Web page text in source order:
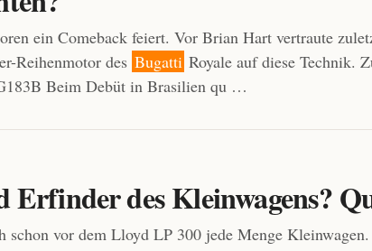
ein Comeback feiert. Vor Brian Hart vertraute
Reihenmotor des Bugatti Royale auf diese Technik.
Beim Debüt in Brasilien qu …
Erfinder des Kleinwagens?
schon vor dem Lloyd LP 300 jede Menge